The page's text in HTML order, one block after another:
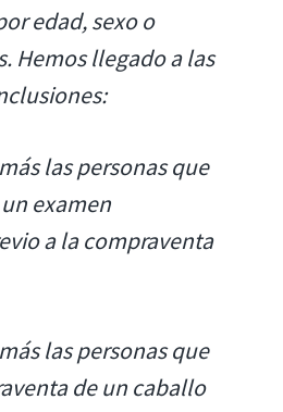
edad, sexo o
Hemos llegado a las
las personas que
examen
a la compraventa
las personas que
de un caballo